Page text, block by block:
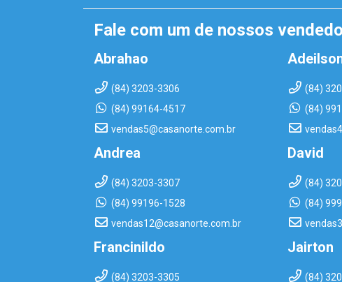
Fale com um de nossos
Abrahao
(84) 3203-3306
(84) 99164-4517
vendas5@casanorte.com.br
(84)
(84)
Andrea
(84) 3203-3307
(84) 99196-1528
vendas12@casanorte.com.br
David
(84)
(84)
Francinildo
(84) 3203-3305
Jairton
(84)